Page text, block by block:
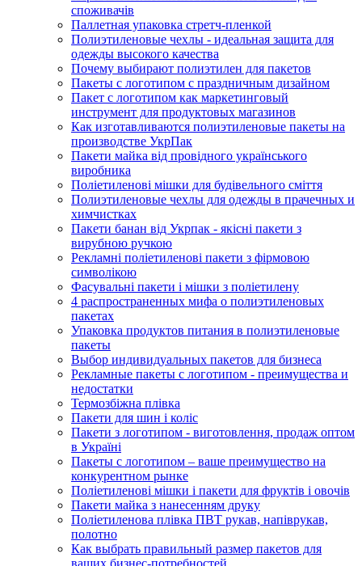
споживачів
Паллетная упаковка стретч-пленкой
Полиэтиленовые чехлы - идеальная защита для
одежды высокого качества
Почему выбирают полиэтилен для пакетов
Пакеты с логотипом с праздничным дизайном
Пакет с логотипом как маркетинговый
инструмент для продуктовых магазинов
Как изготавливаются полиэтиленовые пакеты на
производстве УкрПак
Пакети майка від провідного українського
виробника
Поліетиленові мішки для будівельного сміття
Полиэтиленовые чехлы для одежды в прачечных и
химчистках
Пакети банан від Укрпак - якісні пакети з
вирубною ручкою
Рекламні поліетиленові пакети з фірмовою
символікою
Фасувальні пакети і мішки з поліетилену
4 распространенных мифа о полиэтиленовых
пакетах
Упаковка продуктов питания в полиэтиленовые
пакеты
Выбор индивидуальных пакетов для бизнеса
Рекламные пакеты с логотипом - преимущества и
недостатки
Термозбіжна плівка
Пакети для шин і коліс
Пакети з логотипом - виготовлення, продаж оптом
в Україні
Пакеты с логотипом – ваше преимущество на
конкурентном рынке
Поліетиленові мішки і пакети для фруктів і овочів
Пакети майка з нанесенням друку
Поліетиленова плівка ПВТ рукав, напіврукав,
полотно
Как выбрать правильный размер пакетов для
ваших бизнес-потребностей